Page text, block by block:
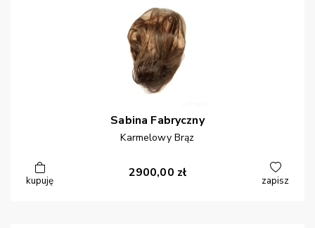
Sabina Fabryczny
Karmelowy Brąz
kupuję
2900,00 zł
zapisz